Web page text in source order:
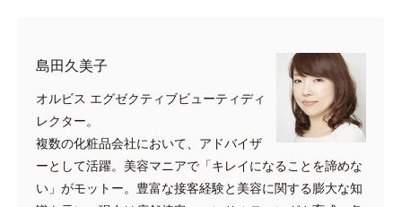
島田久美子
オルビス エグゼクティブビューティディ
レクター。
複数の化粧品会社において、アドバイザ
ーとして活躍。美容マニアで「キレイになることを諦めな
い」がモットー。豊富な接客経験と美容に関する膨大な知